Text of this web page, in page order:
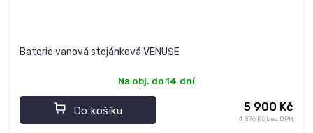
Baterie vanová stojánková VENUŠE
Na obj. do 14 dní
4 876 Kč bez DPH
5 900 Kč
Do košíku